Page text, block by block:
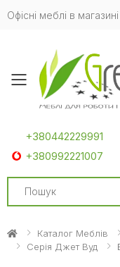
Офісні меблі в
Toggle
+380442229991
+380992221007
Search
Каталог Меблів
Серія Джет Вуд